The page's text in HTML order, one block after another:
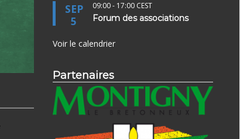
SEP
5
09:00- 17:00 CEST
Forum des associations
Voir le calendrier
Partenaires